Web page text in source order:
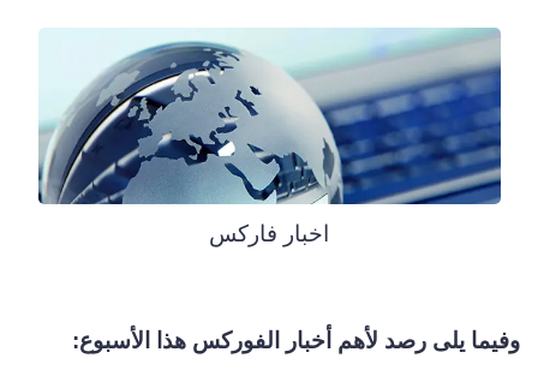
اخبار فارکس
وفيما يلى رصد لأهم أخبار الفوركس هذا الأسبوع: